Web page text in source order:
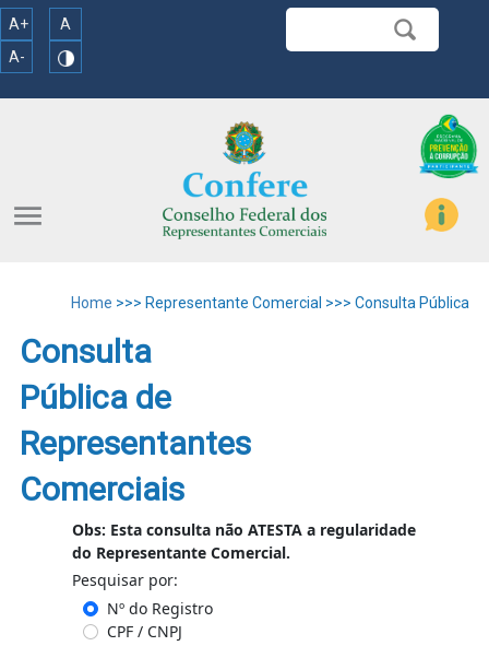
A+
A
A-
menu
Home >>> Representante Comercial >>> Consulta Pública
Consulta
Pública de
Representantes
Comerciais